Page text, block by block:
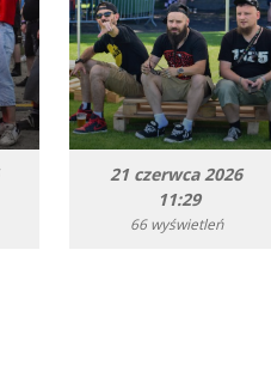
21 czerwca 2026
11:29
66 wyświetleń